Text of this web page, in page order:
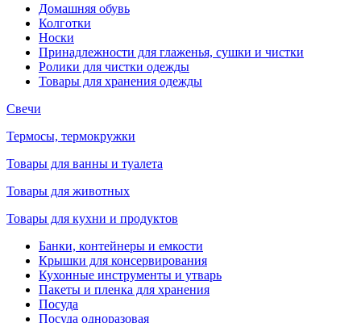
Домашняя обувь
Колготки
Носки
Принадлежности для глаженья, сушки и чистки
Ролики для чистки одежды
Товары для хранения одежды
Свечи
Термосы, термокружки
Товары для ванны и туалета
Товары для животных
Товары для кухни и продуктов
Банки, контейнеры и емкости
Крышки для консервирования
Кухонные инструменты и утварь
Пакеты и пленка для хранения
Посуда
Посуда одноразовая